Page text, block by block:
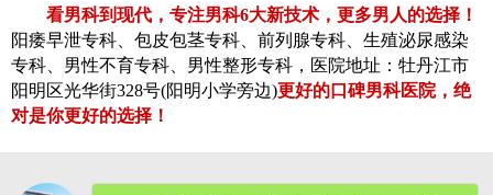
看男科到现代，专注男科6大新技术，更多男人的选择！
阳痿早泄专科、包皮包茎专科、前列腺专科、生殖泌尿感染
专科、男性不育专科、男性整形专科，医院地址：牡丹江市
阳明区光华街328号(阳明小学旁边)更好的口碑男科医院，绝
对是你更好的选择！